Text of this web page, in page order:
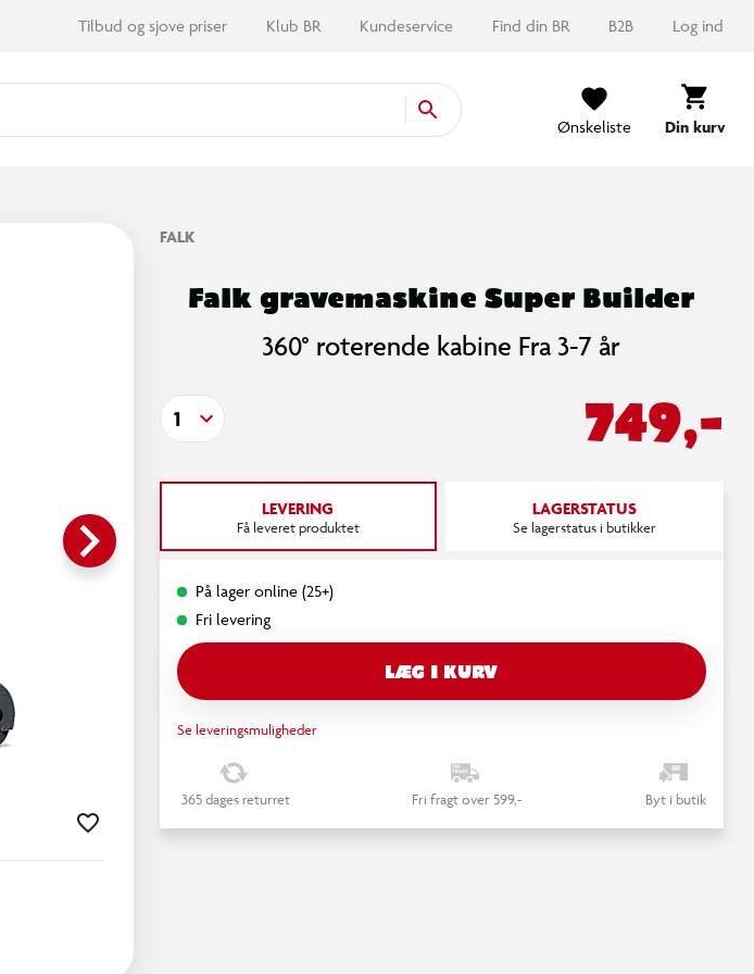
Tilbud og sjove priser Klub BR Kundeservice Find din BR B2B Log ind
Ønskeliste
Din kurv
keyboard_arrow_right
FALK
Falk gravemaskine Super Builder
360° roterende kabine Fra 3-7 år
749,-
1
LEVERING
Få leveret produktet
LAGERSTATUS
Se lagerstatus i butikker
På lager online (25+)
Fri levering
LÆG I KURV
Se leveringsmuligheder
365 dages returret Fri fragt over 599,- Byt i butik